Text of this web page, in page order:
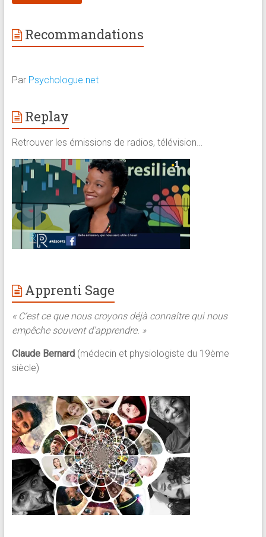
Recommandations
Par Psychologue.net
Replay
Retrouver les émissions de radios, télévision…
Apprenti Sage
« C’est ce que nous croyons déjà connaître qui nous
empêche souvent d’apprendre. »
Claude Bernard (médecin et physiologiste du 19ème
siècle)